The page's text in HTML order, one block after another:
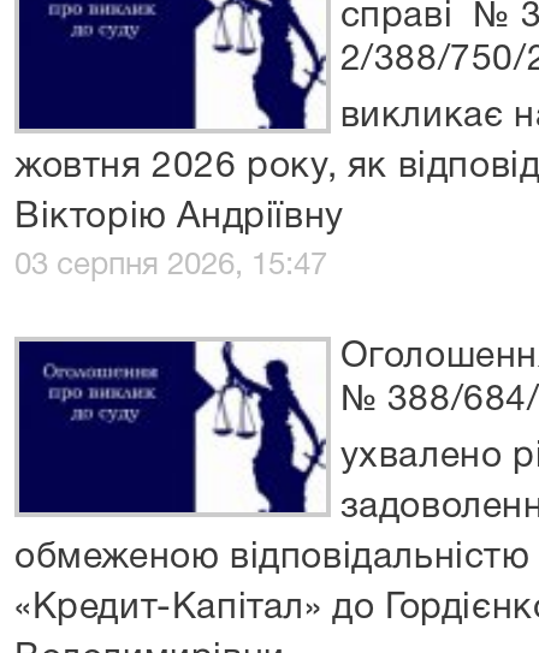
справі №
2/388/750/
викликає
жовтня 2026 року, як
Вікторію Андріївну
03 серпня 2026, 15:47
№ 388/
ухвалено
обмеженою
«Кредит-Капітал» до